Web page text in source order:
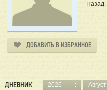
назад.
ДОБАВИТЬ В ИЗБРАННОЕ
ДНЕВНИК 2026 Август